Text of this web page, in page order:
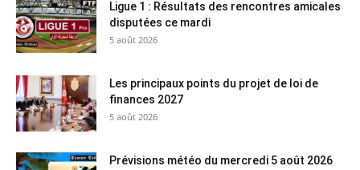
Ligue 1 : Résultats des rencontres amicales
disputées ce mardi
5 août 2026
Les principaux points du projet de loi de
finances 2027
5 août 2026
Prévisions météo du mercredi 5 août 2026